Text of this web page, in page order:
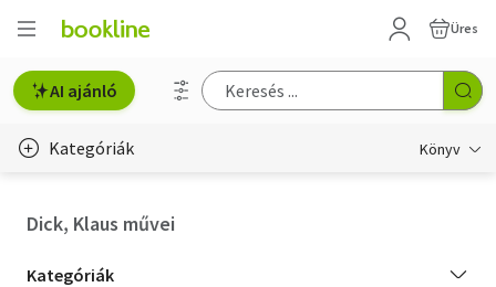
Üres
AI ajánló
Kategóriák Könyv
Dick, Klaus művei
Kategória
Kategóriák